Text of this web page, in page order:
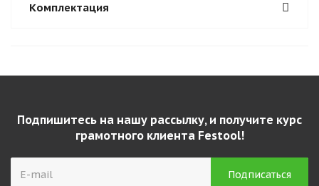
Комплектация
Подпишитесь на нашу рассылку, и получите курс
грамотного клиента Festool!